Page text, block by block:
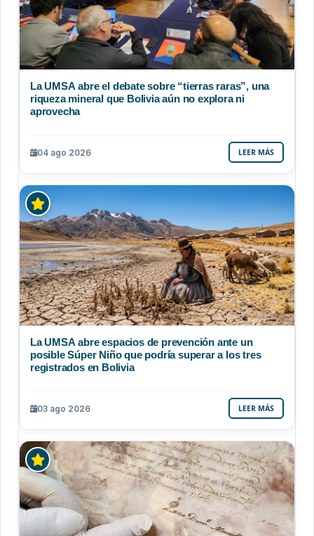
La UMSA abre el debate sobre “tierras raras”, una
riqueza mineral que Bolivia aún no explora ni
aprovecha
04 ago 2026 LEER MÁS
La UMSA abre espacios de prevención ante un
posible Súper Niño que podría superar a los tres
registrados en Bolivia
03 ago 2026 LEER MÁS